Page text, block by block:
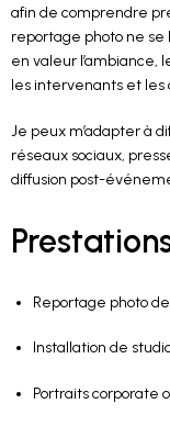
afin de comprendre
reportage photo ne
en valeur l’ambiance,
les intervenants et les
Je peux m’adapter à
réseaux sociaux,
diffusion post-
Reportage photo
Installation de
Portraits corporate